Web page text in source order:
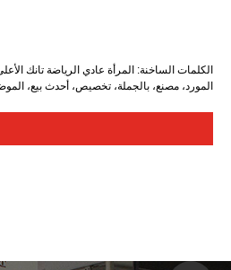
عادي الرياضة تانك الأعلى، الصين، الشركة المصنعة،
تخصيص، أحدث بيع، الموضة، الأحدث